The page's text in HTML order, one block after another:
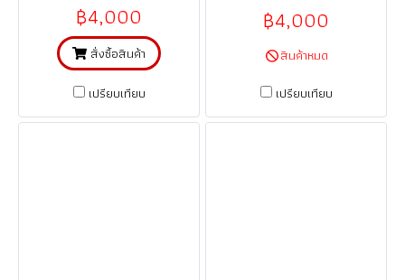
฿4,000
สั่งซื้อสินค้า
เปรียบเทียบ
฿4,000
สินค้าหมด
เปรียบเทียบ